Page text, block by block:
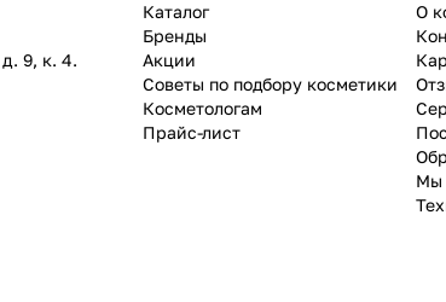
9, к. 4.
Каталог
Бренды
Акции
Советы по подбору косметики
Косметологам
Прайс-лист
О
Мы